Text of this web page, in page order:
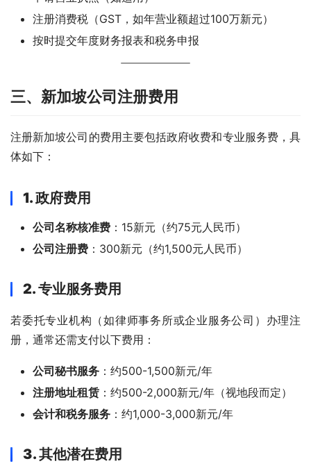
注册消费税（GST，如年营业额超过100万新元）
按时提交年度财务报表和税务申报
三、新加坡公司注册费用
注册新加坡公司的费用主要包括政府收费和专业服务费，具
体如下：
1. 政府费用
公司名称核准费 ：15新元（约75元人民币）
公司注册费 ：300新元（约1,500元人民币）
2. 专业服务费用
若委托专业机构（如律师事务所或企业服务公司）办理注
册，通常还需支付以下费用：
公司秘书服务 ：约500-1,500新元/年
注册地址租赁 ：约500-2,000新元/年（视地段而定）
会计和税务服务 ：约1,000-3,000新元/年
3. 其他潜在费用